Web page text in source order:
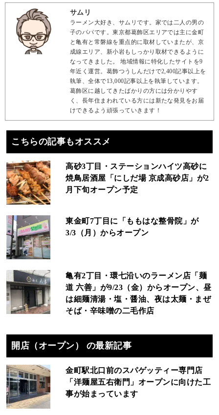
サムリ
ラーメン大好き、サムリです。家では二人の男の
子のパパです。東京都葛飾区エリアでは主に金町
と亀有と常磐線を重点的に取材していまたが、京
成線エリア、新小岩もしっかり取材できるように
なってきました。 地域情報に特化したサイトを9
年近く運営。葛飾つうしんだけで2,400記事以上を
執筆、全体で13,000記事以上を執筆しています。
葛飾区に越してきたばかりの方には分かりやす
く、長年住まわれている方には新たな発見をお届
けできるよう頑張っていきます！
こちらの記事もオススメ
高砂3丁目・ステーションハイツ高砂に
焼鳥居酒屋「にしだ場 京成高砂店」が2
月下旬オープン予定
東金町7丁目に「ももはな整骨院」が
3/3（月）からオープン
亀有2丁目・環七沿いのラーメン店「麺
道 六善」が9/23（金）からオープン、昼
は細麺清湯・塩・醤油、夜は太麺・まぜ
そば・辛味噌の二毛作店
開店（オープン） の最新記事
金町駅北口前のスパゲッティー専門店
「洋麺屋五右衛門」オープンに向けた工
事が始まっています